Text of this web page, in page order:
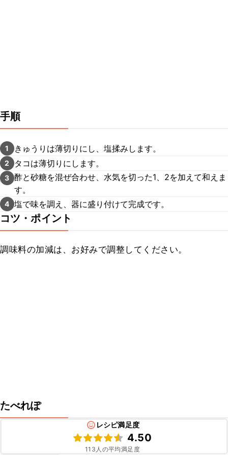
手順
1 きゅうりは薄切りにし、塩揉みします。
2 タコは薄切りにします。
3 酢と砂糖を混ぜ合わせ、水気を切った1、2を加えて和えま
す。
4 塩で味を調え、器に盛り付けて完成です。
コツ・ポイント
調味料の加減は、お好みで調整してください。
たべれぽ
レシピ満足度
4.50
113 人の平均満足度